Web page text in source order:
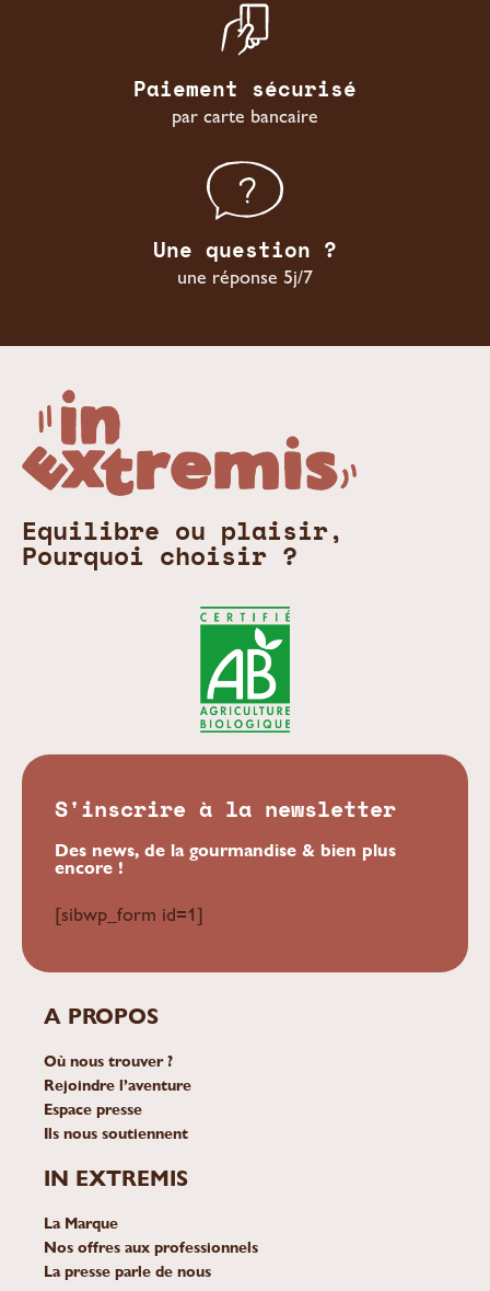
Paiement sécurisé
par carte bancaire
Une question ?
une réponse 5j/7
Equilibre ou plaisir,
Pourquoi choisir ?
S'inscrire à la newsletter
Des news, de la gourmandise & bien plus
encore !
[sibwp_form id=1]
A PROPOS
Où nous trouver ?
Rejoindre l’aventure
Espace presse
Ils nous soutiennent
IN EXTREMIS
La Marque
Nos offres aux professionnels
La presse parle de nous